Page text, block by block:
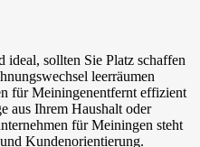
ideal, sollten Sie Platz schaffen
leerräumen
für Meiningenentfernt effizient
aus Ihrem Haushalt oder
für Meiningen steht
Kundenorientierung.